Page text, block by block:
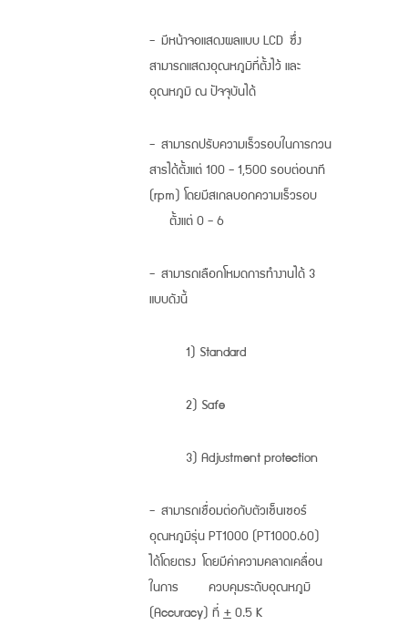
- มีหน้าจอแสดงผลแบบ LCD ซึ่ง
สามารถแสดงอุณหภูมิที่ตั้งไว้ และ
อุณหภูมิ ณ ปัจจุบันได้
- สามารถปรับความเร็วรอบในการกวน
สารได้ตั้งแต่ 100 - 1,500 รอบต่อนาที
(rpm) โดยมีสเกลบอกความเร็วรอบ
ตั้งแต่ 0 - 6
- สามารถเลือกโหมดการทำงานได้ 3
แบบดังนี้
1) Standard
2) Safe
3) Adjustment protection
- สามารถเชื่อมต่อกับตัวเซ็นเซอร์
อุณหภูมิรุ่น PT1000 (PT1000.60)
ได้โดยตรง โดยมีค่าความคลาดเคลื่อน
ในการ ควบคุมระดับอุณหภูมิ
(Accuracy) ที่+0.5 K